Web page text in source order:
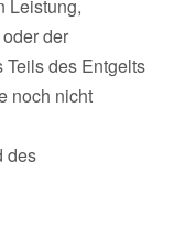
Leistung,
der
des Entgelts
noch nicht
des